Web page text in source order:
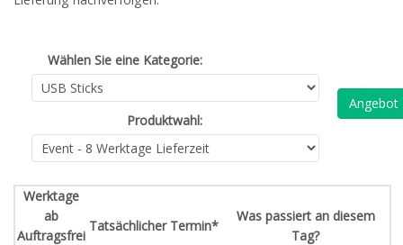
Wählen Sie eine Kategorie:
Produktwahl:
Angebot
Werktage
ab
Auftragsfrei
Tatsächlicher Termin*
Was passiert an diesem
Tag?